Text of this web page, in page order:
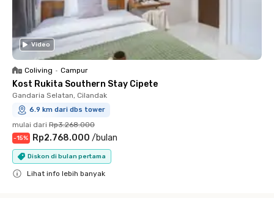
Video
Coliving • Campur
Kost Rukita Southern Stay Cipete
Gandaria Selatan, Cilandak
6.9 km dari dbs tower
mulai dari Rp3.268.000
-15% Rp2.768.000 /bulan
Diskon di bulan pertama
Lihat info lebih banyak